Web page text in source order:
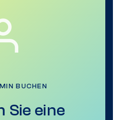
BUCHEN
Sie eine